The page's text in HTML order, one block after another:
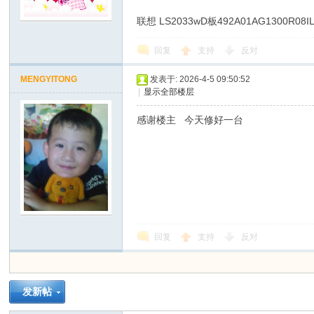
联想 LS2033wD板
回复 支持 反对
MENGYITONG
发表于: 2026-4-5 09:50:52
显示全部楼层
感谢楼主 今天修好一台
回复 支持 反对
发新帖